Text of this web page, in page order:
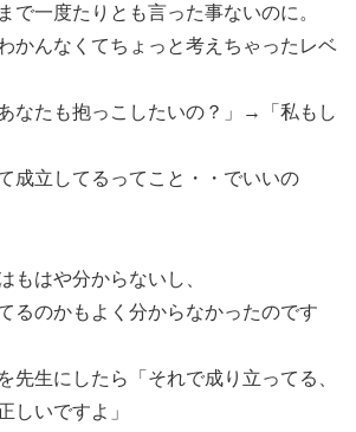
で一度たりとも言った事ないのに。
かんなくてちょっと考えちゃったレベ
なたも抱っこしたいの？」→「私もし
成立してるってこと・・でいいの
もはや分からないし、
るのかもよく分からなかったのです
先生にしたら「それで成り立ってる、
しいですよ」